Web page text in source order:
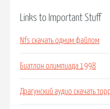
Links to Important Stuff
Nfs скачать одним файлом
Биатлон олимпиада 1998
Драгунский аудио скачать